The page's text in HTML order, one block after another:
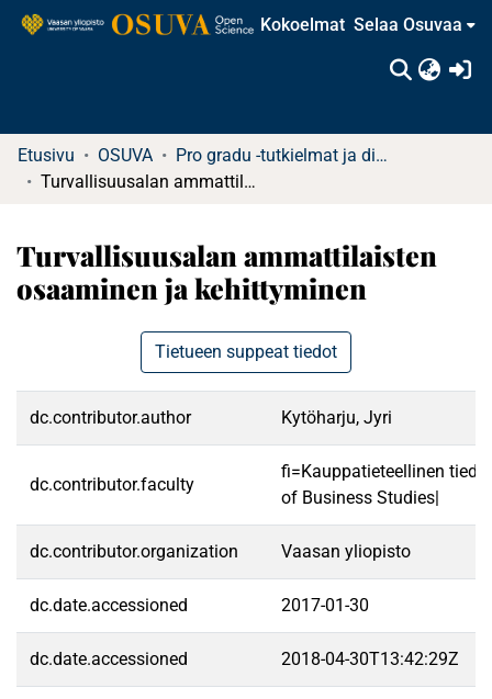
Kokoelmat Selaa Osuvaa
Etusivu OSUVA
Pro gradu -tutkielmat ja diplomityöt (rajattu saatavuus)
Turvallisuusalan ammattilaisten osaaminen ja kehittyminen
Turvallisuusalan ammattilaisten
osaaminen ja kehittyminen
Tietueen suppeat tiedot
dc.contributor.author Kytöharju, Jyri
dc.contributor.faculty
fi=Kauppatieteellinen
of Business Studies|
dc.contributor.organization Vaasan yliopisto
dc.date.accessioned 2017-01-30
dc.date.accessioned 2018-04-30T13:42:29Z